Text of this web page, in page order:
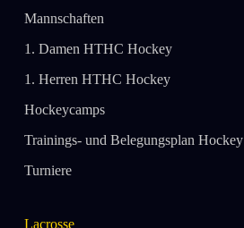
Mannschaften
1. Damen HTHC Hockey
1. Herren HTHC Hockey
Hockeycamps
Trainings- und Belegungsplan Hockey
Turniere
Lacrosse